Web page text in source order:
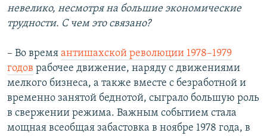
невелико, несмотря на большие экономические
трудности. С чем это связано?
– Во время антишахской революции 1978–1979
годов рабочее движение, наряду с движениями
мелкого бизнеса, а также вместе с безработной и
временно занятой беднотой, сыграло большую роль
в свержении режима. Важным событием стала
мощная всеобщая забастовка в ноябре 1978 года, в